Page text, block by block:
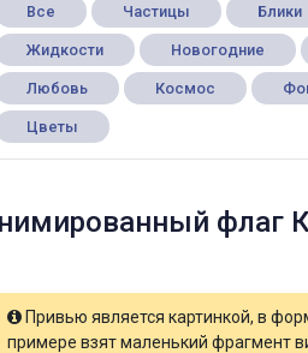
Все Частицы Блики
Жидкости Новогодние
Любовь Космос
Цветы
флаг
Привью является картинкой, в
примере взят маленький фрагмент